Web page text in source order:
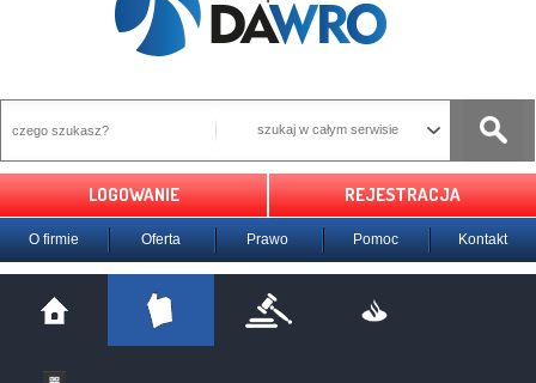
szukaj w całym serwisie
LOGOWANIE REJESTRACJA
O firmie Oferta Prawo Pomoc Kontakt